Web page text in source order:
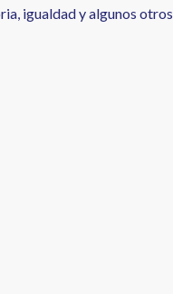
igualdad y algunos